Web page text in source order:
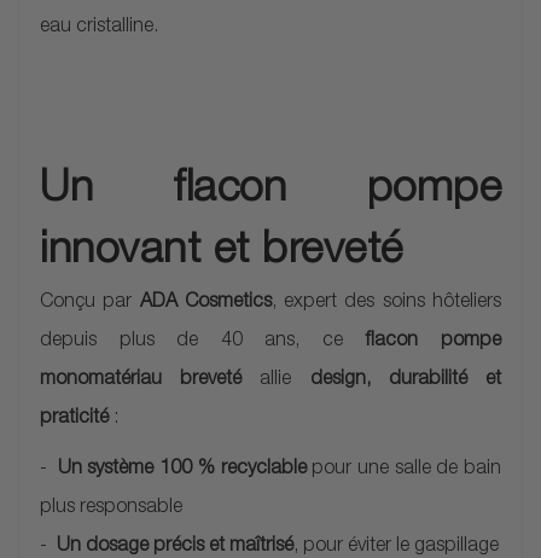
eau cristalline.
Un flacon pompe
innovant et breveté
Conçu par ADA Cosmetics, expert des soins hôteliers
depuis plus de 40 ans, ceflacon pompe
monomatériau brevetéallie design, durabilité et
praticité:
Un système 100 % recyclablepour une salle de bain
plus responsable
Un dosage précis et maîtrisé, pour éviter le gaspillage